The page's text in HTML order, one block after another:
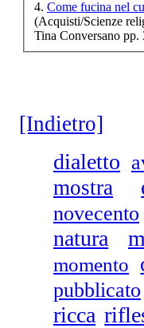
La
4. Come fucina nel
(Acquisti/Scienze
Tina Conversano pp.
[Indietro]
dialetto
mostra
novecento
natura
momento
pubblicato
ricca